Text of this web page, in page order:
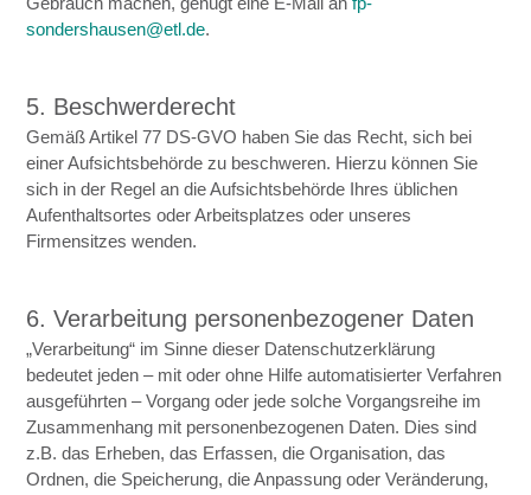
sondershausen@etl.de.
5. Beschwerderecht
Gemäß Artikel 77 DS-GVO haben Sie das Recht, sich bei
einer Aufsichtsbehörde zu beschweren. Hierzu können Sie
sich in der Regel an die Aufsichtsbehörde Ihres üblichen
Aufenthaltsortes oder Arbeitsplatzes oder unseres
Firmensitzes wenden.
6. Verarbeitung personenbezogener Daten
„Verarbeitung“ im Sinne dieser Datenschutzerklärung
bedeutet jeden – mit oder ohne Hilfe automatisierter Verfahren
ausgeführten – Vorgang oder jede solche Vorgangsreihe im
Zusammenhang mit personenbezogenen Daten. Dies sind
z.B. das Erheben, das Erfassen, die Organisation, das
Ordnen, die Speicherung, die Anpassung oder Veränderung,